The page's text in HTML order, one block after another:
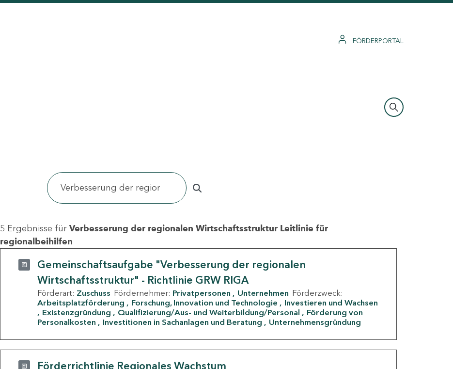
FÖRDERPORTAL
5 Ergebnisse für Verbesserung der regionalen Wirtschaftsstruktur Leitlinie für
regionalbeihilfen
Gemeinschaftsaufgabe "Verbesserung der regionalen
Wirtschaftsstruktur" - Richtlinie GRW RIGA
Förderart: Zuschuss Fördernehmer: Privatpersonen Unternehmen Förderzweck:
Arbeitsplatzförderung
Forschung, Innovation und Technologie
Investieren und Wachsen
Existenzgründung
Qualifizierung/Aus- und Weiterbildung/Personal
Förderung von
Personalkosten
Investitionen in Sachanlagen und Beratung Unternehmensgründung
Förderrichtlinie Regionales Wachstum